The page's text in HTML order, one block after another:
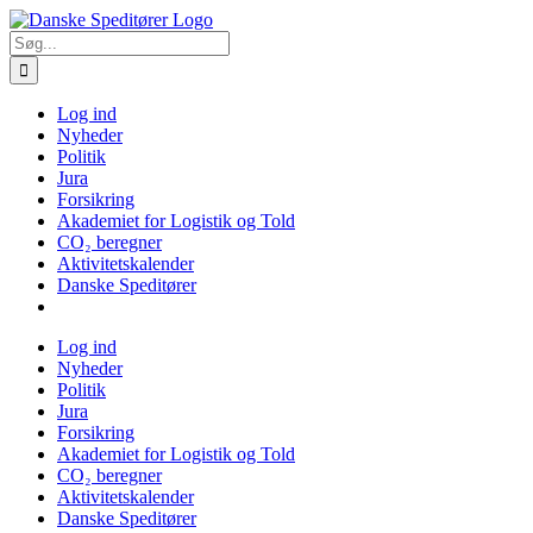
Skip
to
content
Søg
efter:
Log ind
Nyheder
Politik
Jura
Forsikring
Akademiet for Logistik og Told
CO₂ beregner
Aktivitetskalender
Danske Speditører
Log ind
Nyheder
Politik
Jura
Forsikring
Akademiet for Logistik og Told
CO₂ beregner
Aktivitetskalender
Danske Speditører